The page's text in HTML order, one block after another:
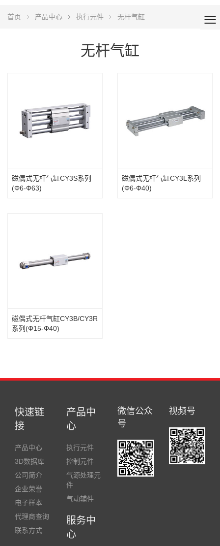
首页 产品中心 执行元件 无杆气缸
无杆气缸
磁偶式无杆气缸CY3S系列
(Φ6-Φ63)
磁偶式无杆气缸CY3L系列
(Φ6-Φ40)
磁偶式无杆气缸CY3B/CY3R
系列(Φ15-Φ40)
快速链
接
产品中心
3D数据库
公司简介
企业荣誉
电子样本
代理商查询
联系方式
产品中
心
执行元件
控制元件
气源处理元
件
气动辅件
服务中
心
微信公众
号
视频号